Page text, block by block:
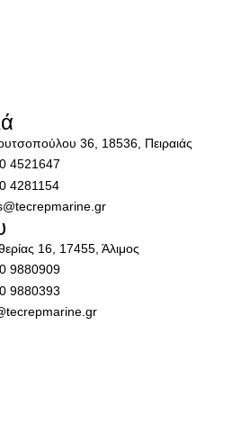
36, 18536, Πειραιάς
4521647
4281154
16, 17455, Άλιμος
9880909
9880393